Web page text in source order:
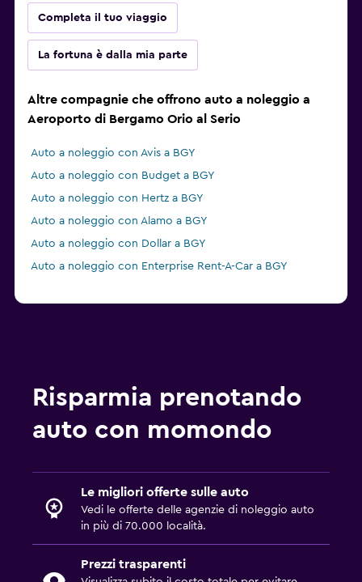
Completa il tuo viaggio
La fortuna è dalla mia parte
Altre compagnie che offrono auto a noleggio a
Aeroporto di Bergamo Orio al Serio
Auto a noleggio con Avis a BGY
Auto a noleggio con Budget a BGY
Auto a noleggio con Hertz a BGY
Auto a noleggio con Alamo a BGY
Auto a noleggio con Dollar a BGY
Auto a noleggio con Enterprise Rent-A-Car a BGY
Risparmia prenotando
auto con momondo
Le migliori offerte sulle auto
Vedi le offerte delle agenzie di noleggio auto
in più di 70.000 località.
Prezzi trasparenti